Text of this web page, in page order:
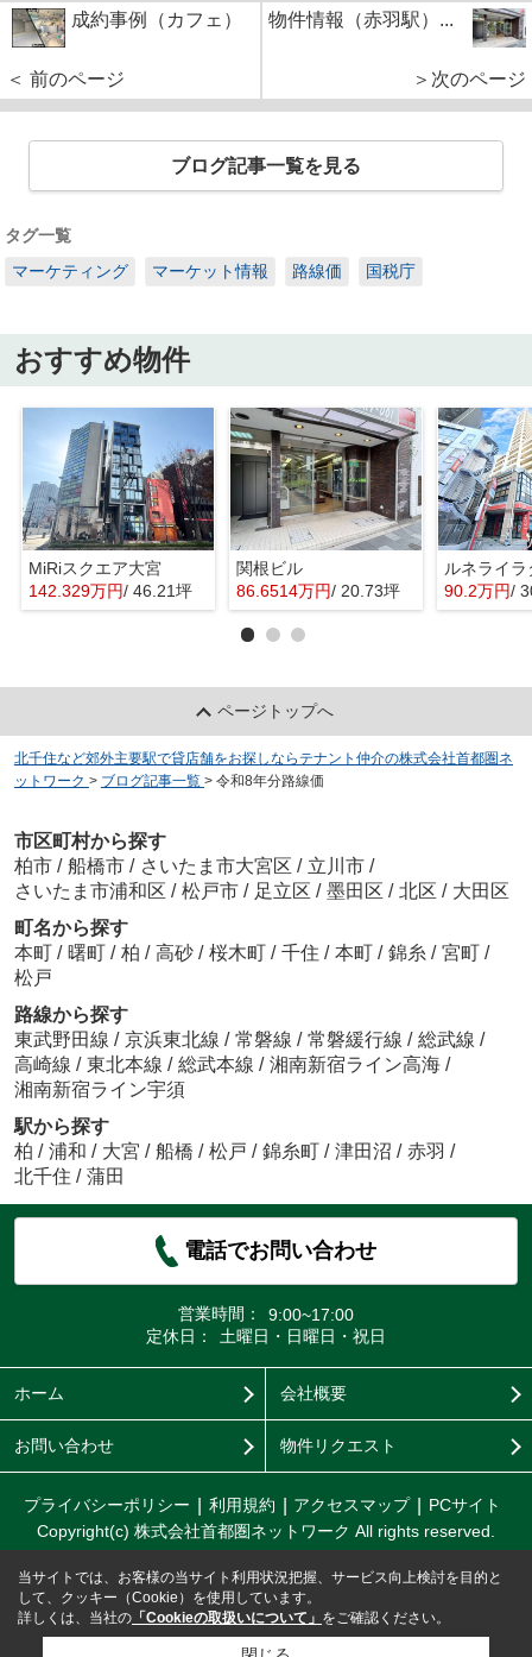
成約事例（カフェ）
＜ 前のページ
物件情報（赤羽駅）...
＞次のページ
ブログ記事一覧を見る
タグ一覧
マーケティング
マーケット情報 路線価 国税庁
おすすめ物件
MiRiスクエア大宮
142.329万円/ 46.21坪
関根ビル
86.6514万円/ 20.73坪
ルネライ
90.2万円/
ページトップへ
北千住など郊外主要駅で貸店舗をお探しならテナント仲介の株式会社首都圏ネ
ットワーク > ブログ記事一覧 > 令和8年分路線価
市区町村から探す
柏市 / 船橋市 / さいたま市大宮区 / 立川市 /
さいたま市浦和区 / 松戸市 / 足立区 / 墨田区 / 北区 / 大田区
町名から探す
本町 / 曙町 / 柏 / 高砂 / 桜木町 / 千住 / 本町 / 錦糸 / 宮町 /
松戸
路線から探す
東武野田線 / 京浜東北線 / 常磐線 / 常磐緩行線 / 総武線 /
高崎線 / 東北本線 / 総武本線 / 湘南新宿ライン高海 /
湘南新宿ライン宇須
駅から探す
柏 / 浦和 / 大宮 / 船橋 / 松戸 / 錦糸町 / 津田沼 / 赤羽 /
北千住 / 蒲田
電話でお問い合わせ
営業時間：
9:00~17:00
定休日：
土曜日・日曜日・祝日
ホーム 会社概要
お問い合わせ 物件リクエスト
プライバシーポリシー 利用規約 アクセスマップ
PCサイト
Copyright(c) 株式会社首都圏ネットワーク All rights reserved.
当サイトでは、お客様の当サイト利用状況把握、サービス向上検討を目的と
して、クッキー（Cookie）を使用しています。
詳しくは、当社の 「Cookieの取扱いについて」 をご確認ください。